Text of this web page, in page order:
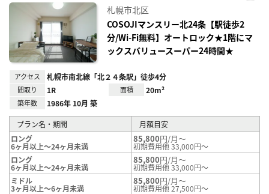
り登
録
札幌市北区
COSOJIマンスリー北24条【駅徒歩2
分/Wi-Fi無料】オートロック★1階にマ
ックスバリュースーパー24時間★
アクセス 札幌市南北線「北２４条駅」徒歩4分
間取り 1R 面積 20m²
築年数 1986年 10月 築
プラン名・期間
月額目安
ロング
6ヶ月以上～24ヶ月未満
85,800円/月～
初期費用他 33,000円～
ロング
6ヶ月以上～24ヶ月未満
85,800円/月～
初期費用他 33,000円～
ミドル
3ヶ月以上～6ヶ月未満
85,800円/月～
初期費用他 27,500円～